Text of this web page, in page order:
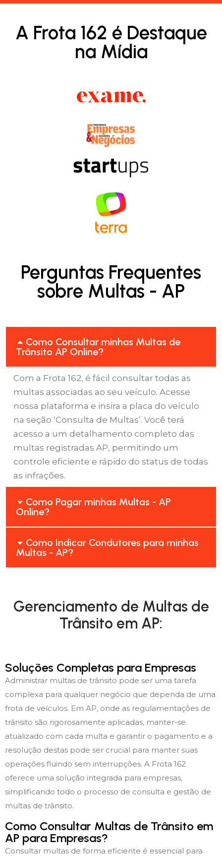
A Frota 162 é Destaque
na Mídia
Perguntas Frequentes
sobre Multas - AP
Como Consultar minhas Multas de
Trânsito AP Online?
Com a Frota 162, é fácil consultar todas as
multas associadas ao seu veículo. Acesse
nossa plataforma e insira a placa do veículo
na seção ‘Consulta de Multas’. Você terá
acesso a um detalhamento completo das
multas registradas AP, permitindo um
controle eficiente e rápido do status de todas
as infrações.
Como Pagar minhas Multas - AP
Online?
Como Indicar Condutores para minhas
Multas - AP?
Gerenciamento de Multas de
Trânsito em AP:
Soluções Completas para Empresas
Administrar multas de trânsito pode ser uma tarefa
complexa para qualquer negócio que dependa de uma
frota de veículos. Em AP, onde as regulamentações de
trânsito são rigorosamente aplicadas, manter-se
atualizado com cada multa e garantir o pagamento e a
resolução destas pode ser crucial para manter suas
operações fluindo sem interrupções. A Frota 162
oferece uma solução integrada para empresas,
simplificando todo o processo de consulta e gestão de
multas de trânsito.
Como Consultar Multas de Trânsito em
AP para Empresas?
Consultar multas de forma eficiente é essencial para